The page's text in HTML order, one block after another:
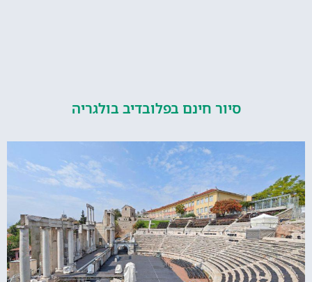
סיור חינם בפלובדיב בולגריה